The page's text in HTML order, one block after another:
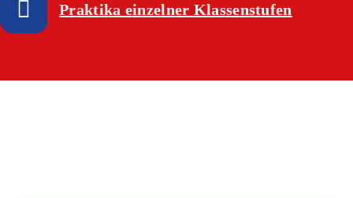
Praktika einzelner Klassenstufen